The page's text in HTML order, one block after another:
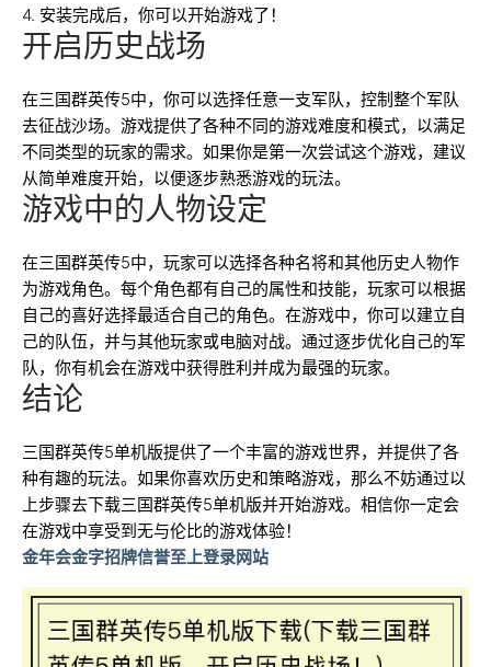
4. 安装完成后，你可以开始游戏了！
开启历史战场
在三国群英传5中，你可以选择任意一支军队，控制整个军队
去征战沙场。游戏提供了各种不同的游戏难度和模式，以满足
不同类型的玩家的需求。如果你是第一次尝试这个游戏，建议
从简单难度开始，以便逐步熟悉游戏的玩法。
游戏中的人物设定
在三国群英传5中，玩家可以选择各种名将和其他历史人物作
为游戏角色。每个角色都有自己的属性和技能，玩家可以根据
自己的喜好选择最适合自己的角色。在游戏中，你可以建立自
己的队伍，并与其他玩家或电脑对战。通过逐步优化自己的军
队，你有机会在游戏中获得胜利并成为最强的玩家。
结论
三国群英传5单机版提供了一个丰富的游戏世界，并提供了各
种有趣的玩法。如果你喜欢历史和策略游戏，那么不妨通过以
上步骤去下载三国群英传5单机版并开始游戏。相信你一定会
在游戏中享受到无与伦比的游戏体验！
金年会金字招牌信誉至上登录网站